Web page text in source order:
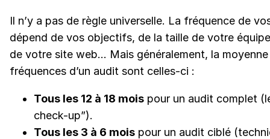
Il n’y a pas de règle universelle. La fréquence de
dépend de vos objectifs, de la taille de votre
de votre site web… Mais généralement, la
fréquences d’un audit sont celles-ci :
Tous les 12 à 18 mois pour un audit complet
check-up”).
Tous les 3 à 6 mois pour un audit ciblé